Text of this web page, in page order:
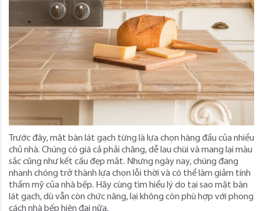
Trước đây, mặt bàn lát gạch từng là lựa chọn hàng đầu của nhiều
chủ nhà. Chúng có giá cả phải chăng, dễ lau chùi và mang lại màu
sắc cũng như kết cấu đẹp mắt. Nhưng ngày nay, chúng đang
nhanh chóng trở thành lựa chọn lỗi thời và có thể làm giảm tính
thẩm mỹ của nhà bếp. Hãy cùng tìm hiểu lý do tại sao mặt bàn
lát gạch, dù vẫn còn chức năng, lại không còn phù hợp với phong
cách nhà bếp hiện đại nữa.